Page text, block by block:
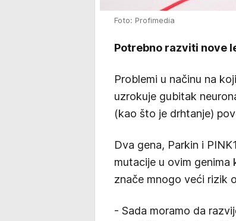
Foto: Profimedia
Potrebno razviti nove
Problemi u načinu na
uzrokuje gubitak
(kao što je drhtanje)
Dva gena, Parkin i
mutacije u ovim genima
znače mnogo veći rizik
- Sada moramo da